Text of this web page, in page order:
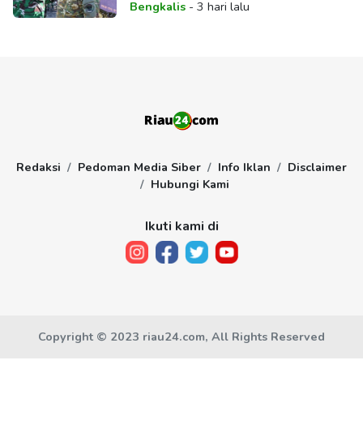
Bengkalis- 3 hari lalu
Redaksi Pedoman Media Siber Info Iklan
Disclaimer
Hubungi Kami
Ikuti kami di
Copyright © 2023 riau24.com, All Rights Reserved